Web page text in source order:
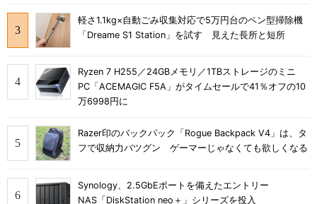
軽さ1.1kg×自動ごみ収集対応で5万円台のペン型掃除機
「Dreame S1 Station」を試す 見えた長所と短所
Ryzen 7 H255／24GBメモリ／1TBストレージのミニ
PC「ACEMAGIC F5A」がタイムセールで41％オフの10
万6998円に
Razer印のバックパック「Rogue Backpack V4」は、タ
フで収納力バツグン ゲーマーじゃなくても欲しくなる
Synology、2.5GbEポートを備えたエントリー
NAS「DiskStation neo＋」シリーズを投入